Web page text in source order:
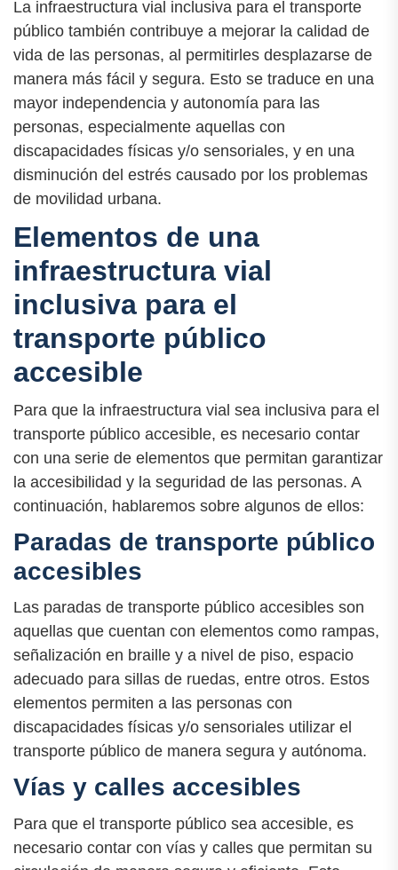
La infraestructura vial inclusiva para el transporte
público también contribuye a mejorar la calidad de
vida de las personas, al permitirles desplazarse de
manera más fácil y segura. Esto se traduce en una
mayor independencia y autonomía para las
personas, especialmente aquellas con
discapacidades físicas y/o sensoriales, y en una
disminución del estrés causado por los problemas
de movilidad urbana.
Elementos de una
infraestructura vial
inclusiva para el
transporte público
accesible
Para que la infraestructura vial sea inclusiva para el
transporte público accesible, es necesario contar
con una serie de elementos que permitan garantizar
la accesibilidad y la seguridad de las personas. A
continuación, hablaremos sobre algunos de ellos:
Paradas de transporte público
accesibles
Las paradas de transporte público accesibles son
aquellas que cuentan con elementos como rampas,
señalización en braille y a nivel de piso, espacio
adecuado para sillas de ruedas, entre otros. Estos
elementos permiten a las personas con
discapacidades físicas y/o sensoriales utilizar el
transporte público de manera segura y autónoma.
Vías y calles accesibles
Para que el transporte público sea accesible, es
necesario contar con vías y calles que permitan su